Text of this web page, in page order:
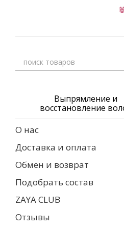
Выпрямление и
восстановление
О нас
Доставка и оплата
Обмен и возврат
Подобрать состав
ZAYA CLUB
Отзывы